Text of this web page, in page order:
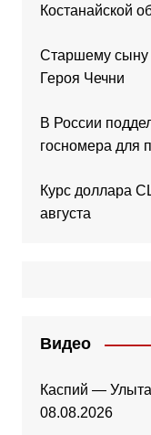
Костанайской
Старшему сыну
Героя Чечни
В России
госномера для
Курс доллара
августа
Видео
Каспий —
08.08.2026